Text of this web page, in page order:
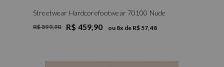
Streetwear Hardcorefootwear 70100 Nude
R$ 599,90 R$ 459,90 ou 8x de R$ 57,48